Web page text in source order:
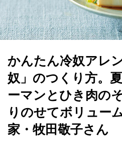
かんたん冷奴アレ
奴」のつくり方。
ーマンとひき肉の
りのせてボリュー
家・牧田敬子さん